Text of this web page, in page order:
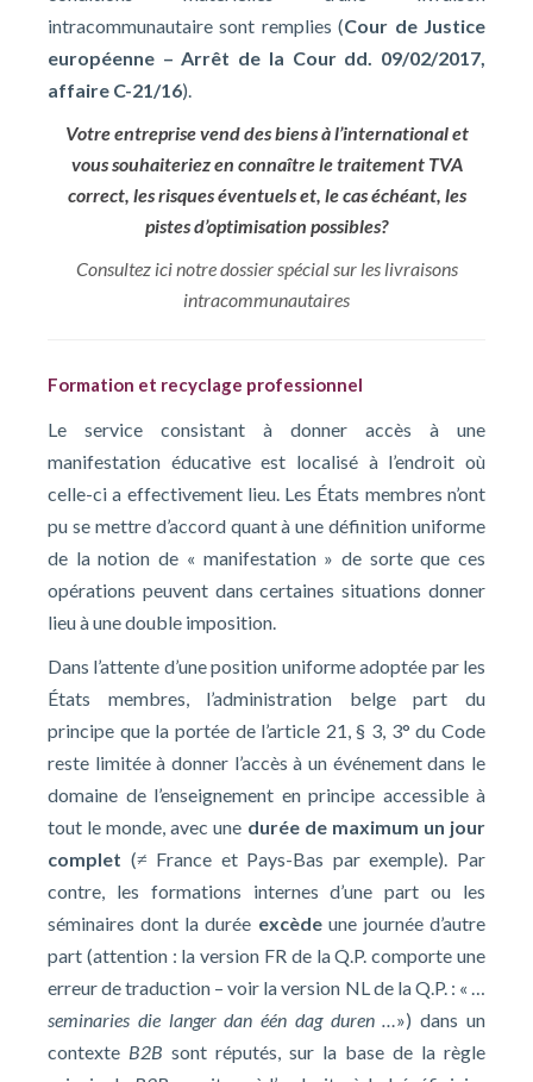
intracommunautaire sont remplies (Cour de Justice
européenne – Arrêt de la Cour dd. 09/02/2017,
affaire C-21/16).
Votre entreprise vend des biens à l’international et
vous souhaiteriez en connaître le traitement TVA
correct, les risques éventuels et, le cas échéant, les
pistes d’optimisation possibles?
Consultez ici notre dossier spécial sur les livraisons
intracommunautaires
Formation et recyclage professionnel
Le service consistant à donner accès à une
manifestation éducative est localisé à l’endroit où
celle-ci a effectivement lieu. Les États membres n’ont
pu se mettre d’accord quant à une définition uniforme
de la notion de « manifestation » de sorte que ces
opérations peuvent dans certaines situations donner
lieu à une double imposition.
Dans l’attente d’une position uniforme adoptée par les
États membres, l’administration belge part du
principe que la portée de l’article 21, § 3, 3° du Code
reste limitée à donner l’accès à un événement dans le
domaine de l’enseignement en principe accessible à
tout le monde, avec une durée de maximum un jour
complet (≠ France et Pays-Bas par exemple). Par
contre, les formations internes d’une part ou les
séminaires dont la durée excède une journée d’autre
part (attention : la version FR de la Q.P. comporte une
erreur de traduction – voir la version NL de la Q.P. : « …
seminaries die langer dan één dag duren …») dans un
contexte B2B sont réputés, sur la base de la règle